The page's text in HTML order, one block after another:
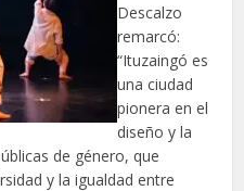
Descalzo
remarcó:
“Ituzaingó es
una ciudad
pionera en el
diseño y la
de género, que
y la igualdad entre